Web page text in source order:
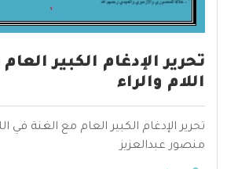
تحرير الإدغام الكبير
اللام والراء
تحرير الإدغام الكبير العام مع الغنة في
منصور عبدالعزيز